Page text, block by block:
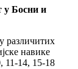
у Босни и
различитих
навике
11-14, 15-18